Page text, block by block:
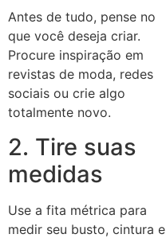
Antes de tudo, pense no
que você deseja criar.
Procure inspiração em
revistas de moda, redes
sociais ou crie algo
totalmente novo.
2. Tire suas
medidas
Use a fita métrica para
medir seu busto, cintura e